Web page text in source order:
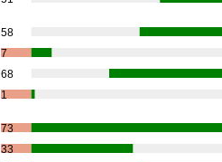
58
7
68
1
73
33